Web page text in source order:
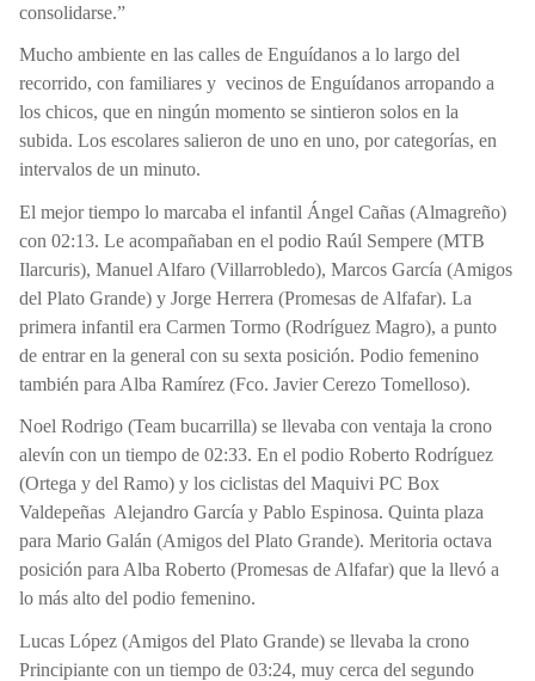
consolidarse.”
Mucho ambiente en las calles de Enguídanos a lo largo del
recorrido, con familiares y vecinos de Enguídanos arropando a
los chicos, que en ningún momento se sintieron solos en la
subida. Los escolares salieron de uno en uno, por categorías, en
intervalos de un minuto.
El mejor tiempo lo marcaba el infantil Ángel Cañas (Almagreño)
con 02:13. Le acompañaban en el podio Raúl Sempere (MTB
Ilarcuris), Manuel Alfaro (Villarrobledo), Marcos García (Amigos
del Plato Grande) y Jorge Herrera (Promesas de Alfafar). La
primera infantil era Carmen Tormo (Rodríguez Magro), a punto
de entrar en la general con su sexta posición. Podio femenino
también para Alba Ramírez (Fco. Javier Cerezo Tomelloso).
Noel Rodrigo (Team bucarrilla) se llevaba con ventaja la crono
alevín con un tiempo de 02:33. En el podio Roberto Rodríguez
(Ortega y del Ramo) y los ciclistas del Maquivi PC Box
Valdepeñas Alejandro García y Pablo Espinosa. Quinta plaza
para Mario Galán (Amigos del Plato Grande). Meritoria octava
posición para Alba Roberto (Promesas de Alfafar) que la llevó a
lo más alto del podio femenino.
Lucas López (Amigos del Plato Grande) se llevaba la crono
Principiante con un tiempo de 03:24, muy cerca del segundo